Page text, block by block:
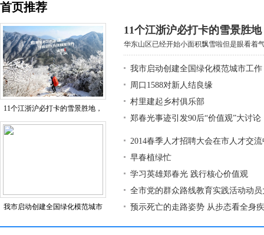
首页推荐
11个江浙沪必打卡的雪景胜地，
我市启动创建全国绿化模范城市
11个江浙沪必打卡的雪景胜
华东山区已经开始小面积飘雪啦但是眼看着
我市启动创建全国绿化模范城市工作
周口1588对新人结良缘
村里建起乡村俱乐部
郑春光事迹引发90后“价值观”大讨论
2014春季人才招聘大会在市人才交
早春植绿忙
学习英雄郑春光 践行核心价值观
全市党的群众路线教育实践活动动
预示死亡的走路姿势 从步态看全身